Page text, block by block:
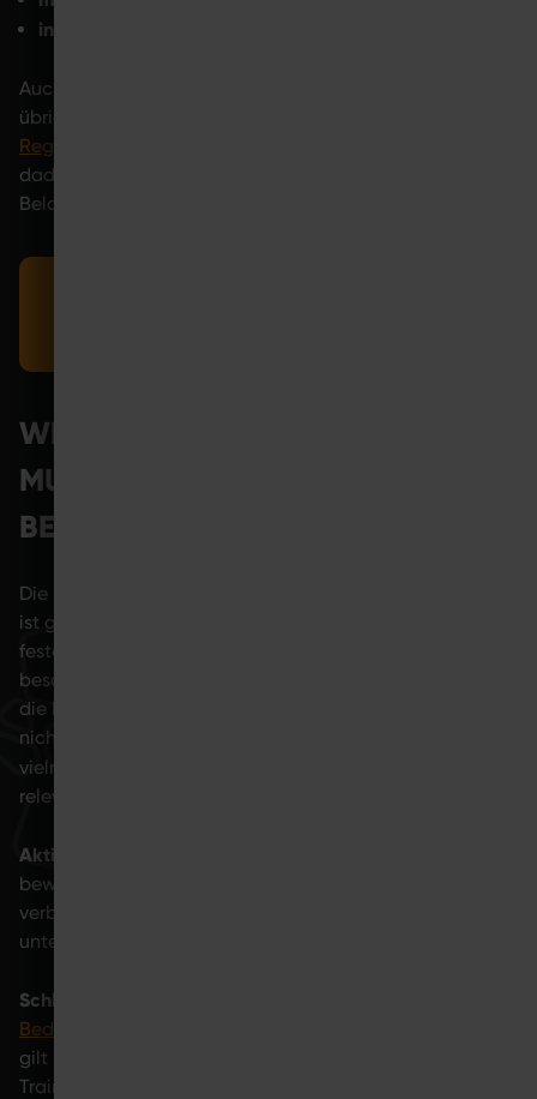
intensive oder neuartige Reize
Auch wenn man es denken könnte, ist
übrigens
Regeneration nach dem Sport
dadurch lediglich an, dass er es mit ungewohnten
Belastungsreizen zu tun hatte.
WIE KANN MAN DIE
MUSKELREGENERATION
BESCHLEUNIGEN?
Die Idee einer schnellen Regeneration nach dem Sport
ist grundsätzlich sinnvoll. Allerdings folgt der Körper
festen biologischen Prozessen, die eben nicht beliebig
beschleunigt werden können. Dennoch ist es möglich,
die Muskelregeneration zu beschleunigen. Das bedeutet
nicht, den natürlichen Prozess zu umgehen, sondern
vielmehr, ihn
relevante Faktoren:
Aktive Erholung:
bewegst, kannst du dadurch die Durchblutung
verbessern und deinen Körper bei der Regeneration
unterstützen.
Schlaf und Nervensystem:
Bedeutung für die Erholung des Nervensystems
gilt insbesondere nach intensiven Reizen wie EMS-
Training.